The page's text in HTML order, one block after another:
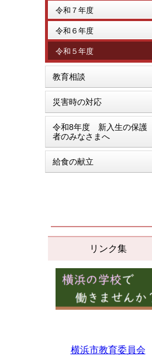
令和７年度
令和６年度
令和５年度
教育相談
災害時の対応
令和8年度 新入生の保護
者のみなさまへ
給食の献立
リンク集
横浜市教育委員会